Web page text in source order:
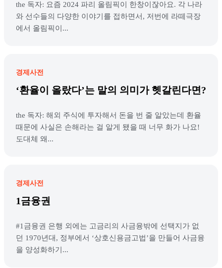
the 독자: 요즘 2024 파리 올림픽이 한창이잖아요. 각 나라
와 선수들의 다양한 이야기를 접하면서, 저번에 라떼극장
에서 올림픽이...
경제사전
‘환율이 올랐다’는 말의 의미가 헷갈린다면?
the 독자: 해외 주식에 투자해서 돈을 번 줄 알았는데 환율
때문에 사실은 손해라는 걸 알게 됐을 때 너무 화가 나요!
도대체 왜...
경제사전
1금융권
#1금융권 은행 외에는 고금리의 사금융밖에 선택지가 없
던 1970년대, 정부에서 ‘상호신용금고법’을 만들어 사금융
을 양성화하기...